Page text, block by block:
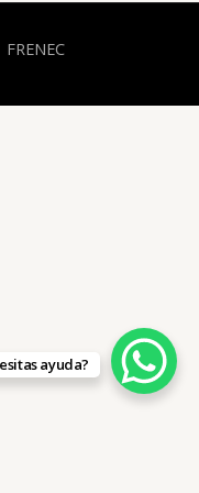
ayuda?